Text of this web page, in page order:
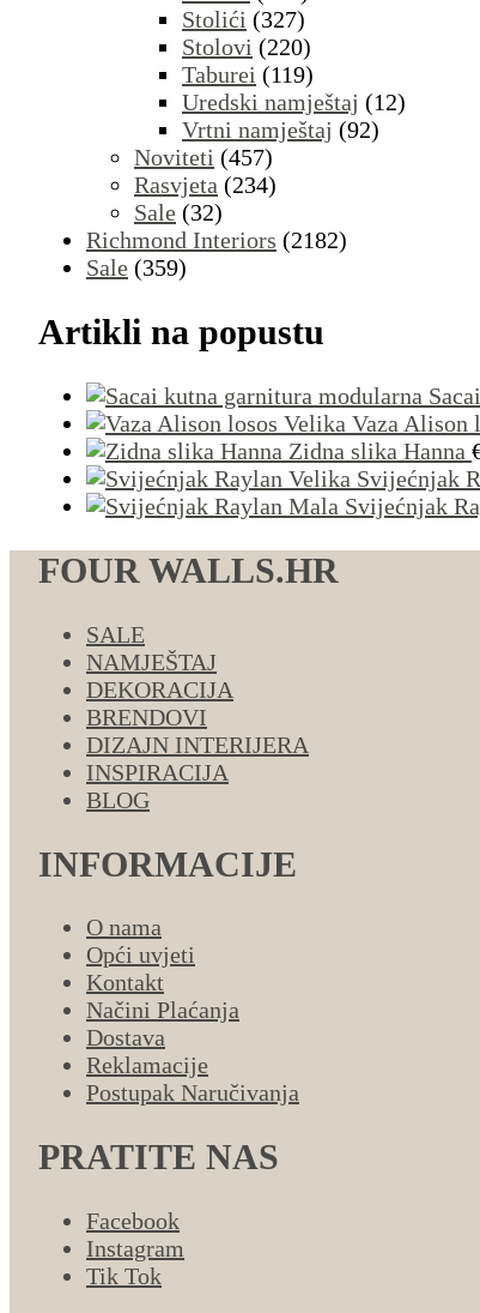
Stolići (327)
Stolovi (220)
Taburei (119)
Uredski namještaj (12)
Vrtni namještaj (92)
Noviteti (457)
Rasvjeta (234)
Sale (32)
Richmond Interiors (2182)
Sale (359)
Artikli na popustu
Vaza Alison
Zidna slika Hanna
Svijećnjak
Svijećnjak
FOUR WALLS.HR
SALE
NAMJEŠTAJ
DEKORACIJA
BRENDOVI
DIZAJN INTERIJERA
INSPIRACIJA
BLOG
INFORMACIJE
O nama
Opći uvjeti
Kontakt
Načini Plaćanja
Dostava
Reklamacije
Postupak Naručivanja
PRATITE NAS
Facebook
Instagram
Tik Tok